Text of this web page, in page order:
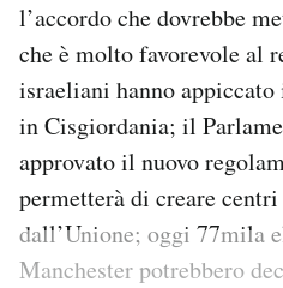
AREA PERSONALE
Entra
l’accordo che dovrebbe
che è molto favorevole al
israeliani hanno
in Cisgiordania; il
approvato il nuovo
permetterà di creare
dall’Unione; oggi 77mila
Manchester potrebbero